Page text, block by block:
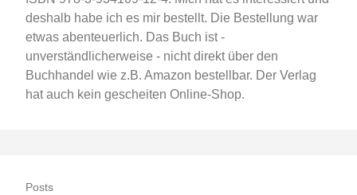
deshalb habe ich es mir bestellt. Die Bestellung war
etwas abenteuerlich. Das Buch ist -
unverständlicherweise - nicht direkt über den
Buchhandel wie z.B. Amazon bestellbar. Der Verlag
hat auch kein gescheiten Online-Shop.
Posts